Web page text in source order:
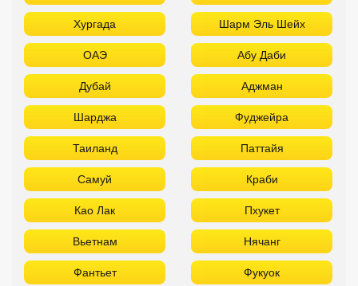
Хургада Шарм Эль Шейх
ОАЭ Абу Даби
Дубай Аджман
Шарджа Фуджейра
Таиланд Паттайя
Самуй Краби
Као Лак Пхукет
Вьетнам Нячанг
Фантьет Фукуок